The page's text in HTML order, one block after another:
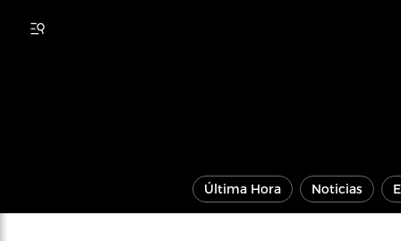
Última Hora Noticias